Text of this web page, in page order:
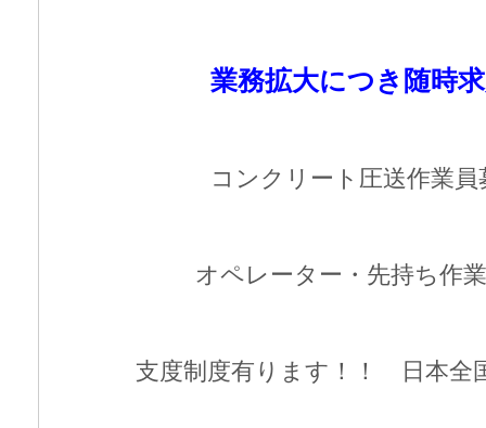
業務拡大につき随時
コンクリート圧送作
オペレーター・先持ち作
支度制度有ります！！ 日本全